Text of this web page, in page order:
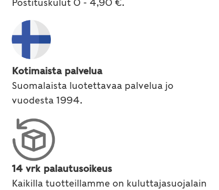
Postituskulut 0 - 4,90 €.
Kotimaista palvelua
Suomalaista luotettavaa palvelua jo
vuodesta 1994.
14 vrk palautusoikeus
Kaikilla tuotteillamme on kuluttajasuojalain